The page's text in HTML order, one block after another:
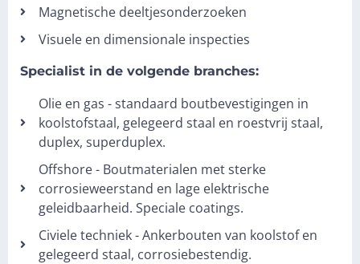
Magnetische deeltjesonderzoeken
Visuele en dimensionale inspecties
Specialist in de volgende branches:
Olie en gas - standaard boutbevestigingen in
koolstofstaal, gelegeerd staal en roestvrij staal,
duplex, superduplex.
Offshore - Boutmaterialen met sterke
corrosieweerstand en lage elektrische
geleidbaarheid. Speciale coatings.
Civiele techniek - Ankerbouten van koolstof en
gelegeerd staal, corrosiebestendig.